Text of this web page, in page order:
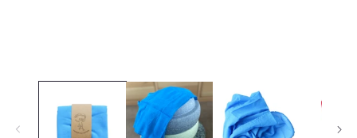
modaal